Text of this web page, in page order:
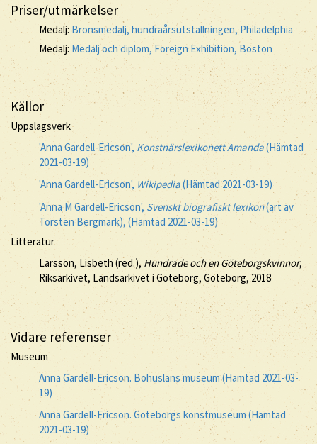
Priser/utmärkelser
Medalj: Bronsmedalj, hundraårsutställningen, Philadelphia
Medalj: Medalj och diplom, Foreign Exhibition, Boston
Källor
Uppslagsverk
'Anna Gardell-Ericson', Konstnärslexikonett Amanda(Hämtad
2021-03-19)
'Anna Gardell-Ericson', Wikipedia(Hämtad 2021-03-19)
'Anna M Gardell-Ericson', Svenskt biografiskt lexikon(art av
Torsten Bergmark), (Hämtad 2021-03-19)
Litteratur
Larsson, Lisbeth (red.), Hundrade och en Göteborgskvinnor,
Riksarkivet, Landsarkivet i Göteborg, Göteborg, 2018
Vidare referenser
Museum
Anna Gardell-Ericson. Bohusläns museum (Hämtad 2021-03-
19)
Anna Gardell-Ericson. Göteborgs konstmuseum (Hämtad
2021-03-19)